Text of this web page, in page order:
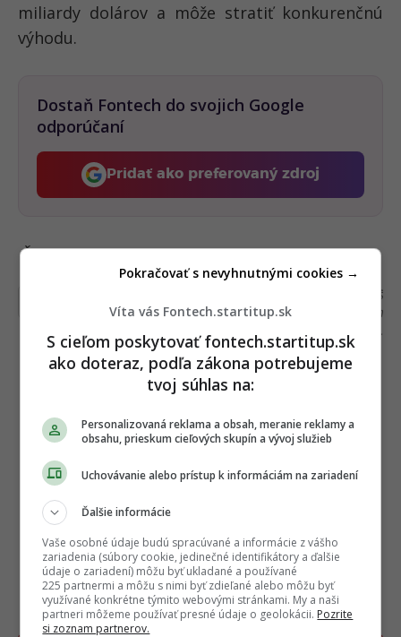
miliardy dolárov a môže stratiť konkurenčnú
výhodu.
Dostaň Fontech do svojich Google
odporúčaní
Pridať ako preferovaný zdroj
Fontech, odkaz sa otvorí v
Čítajte viac z kategórie:Filmy & seriály
Ďakujeme, že čítaš Fontech. V prípade, že máš
postreh alebo si našiel v článku chybu, napíš nám
.
Víta vás Fontech.startitup.sk
S cieľom poskytovať fontech.startitup.sk
ako doteraz, podľa zákona potrebujeme
tvoj súhlas na:
Personalizovaná reklama a obsah, meranie reklamy a
obsahu, prieskum cieľových skupín a vývoj služieb
Uchovávanie alebo prístup k informáciám na zariadení
Ďalšie informácie
Vaše osobné údaje budú spracúvané a informácie z vášho
zariadenia (súbory cookie, jedinečné identifikátory a ďalšie
údaje o zariadení) môžu byť ukladané a používané
225 partnermi a môžu s nimi byť zdieľané alebo môžu byť
využívané konkrétne týmito webovými stránkami. My a naši
partneri môžeme používať presné údaje o geolokácii. Pozrite
si zoznam partnerov.
Pokračovať s nevyhnutnými cookies →